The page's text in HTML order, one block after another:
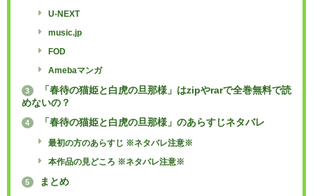
U-NEXT
music.jp
FOD
Amebaマンガ
3
「春待の猫姫と白虎の旦那様」はzipやrarで全巻無料で読
めないの？
4 「春待の猫姫と白虎の旦那様」のあらすじネタバレ
最初の方のあらすじ ※ネタバレ注意※
本作品の見どころ ※ネタバレ注意※
5 まとめ